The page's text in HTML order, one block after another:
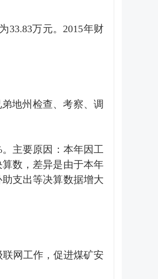
33.83万元。2015年财
地州检查、考察、调
主要原因：本年因工
数，差异是由于本年
支出等决算数据增大
网工作，促进煤矿安